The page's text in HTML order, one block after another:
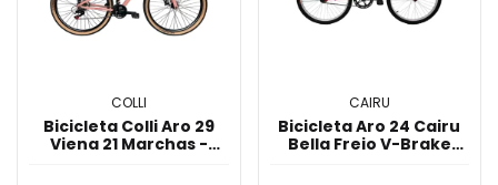
COLLI
Bicicleta Colli Aro 29
Viena 21 Marchas -
CAIRU
Bicicleta Aro 24 Cairu
Bella Freio V-Brake